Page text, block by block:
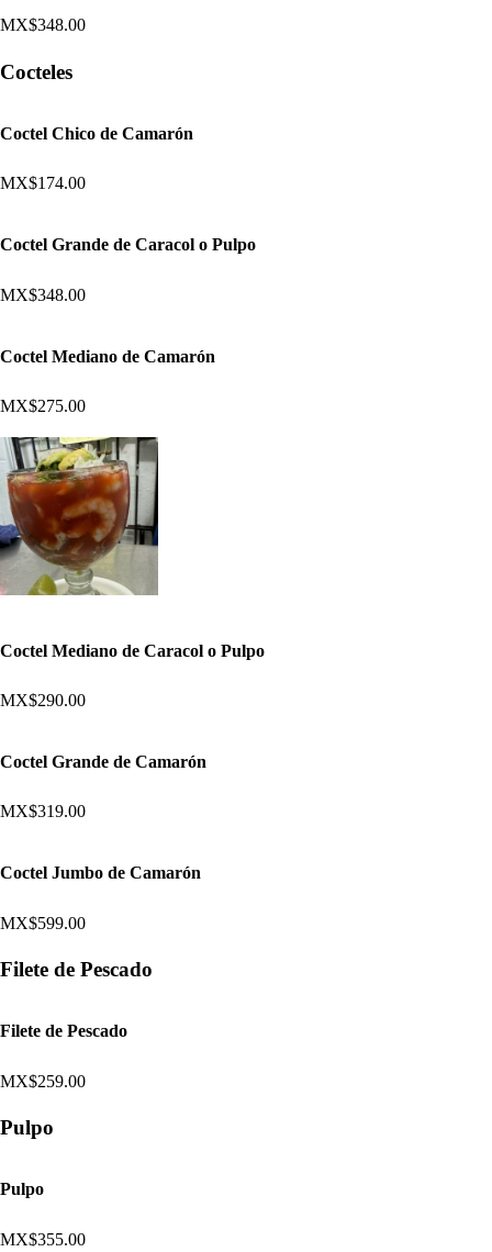
MX$348.00
Cocteles
Coctel Chico de Camarón
MX$174.00
Coctel Grande de Caracol o Pulpo
MX$348.00
Coctel Mediano de Camarón
MX$275.00
Coctel Mediano de Caracol o Pulpo
MX$290.00
Coctel Grande de Camarón
MX$319.00
Coctel Jumbo de Camarón
MX$599.00
Filete de Pescado
Filete de Pescado
MX$259.00
Pulpo
Pulpo
MX$355.00